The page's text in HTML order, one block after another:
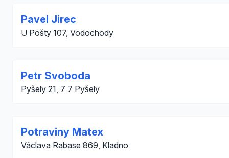
Pavel Jirec
U Pošty 107, Vodochody
Petr Svoboda
Pyšely 21, 7 7 Pyšely
Potraviny Matex
Václava Rabase 869, Kladno